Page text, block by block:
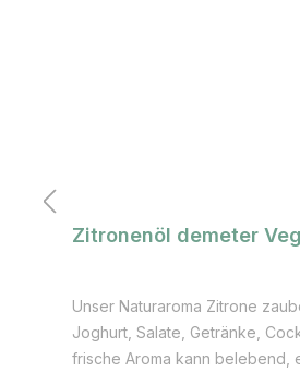
Zitronenöl demeter
Unser Naturaroma Zitrone zaubert zitrusfrische in
Joghurt, Salate, Getränke,
frische Aroma kann belebend,